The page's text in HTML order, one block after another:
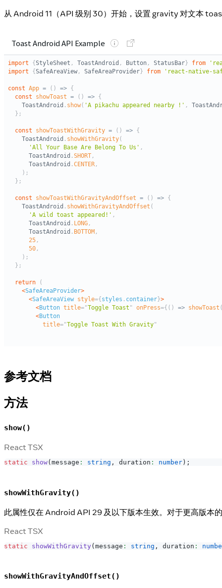
从 Android 11（API 级别 30）开始，设置 gravity 对文本
参考文档
方法
show()
React TSX
static show( message : string , duration : number ) ;
showWithGravity()
此属性仅在 Android API 29 及以下版本生效。对于更高版本
React TSX
static showWithGravity (message : string , duration :
showWithGravityAndOffset()